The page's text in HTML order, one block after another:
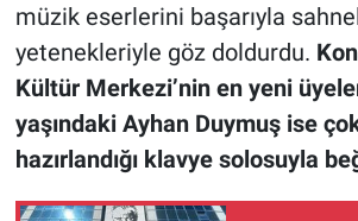
müzik eserlerini başarıyla
yetenekleriyle göz doldurdu.
Kültür Merkezi’nin en yeni
yaşındaki Ayhan Duymuş ise
hazırlandığı klavye solosuyla